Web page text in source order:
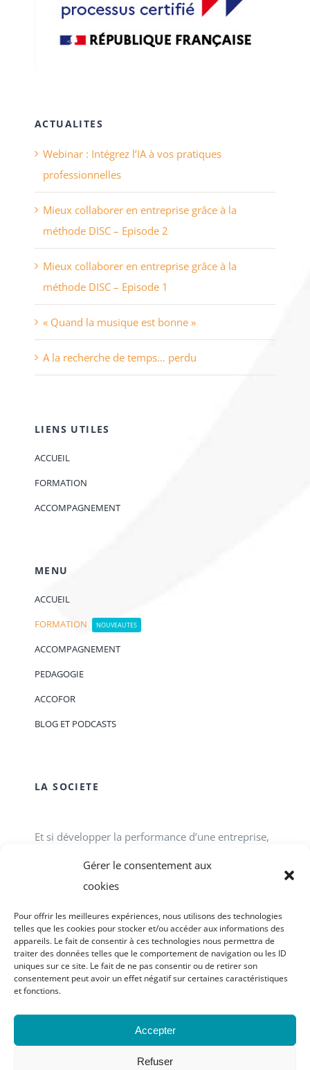
Gérer le consentement aux
cookies
Pour offrir les meilleures expériences, nous utilisons des technologies
telles que les cookies pour stocker et/ou accéder aux informations des
appareils. Le fait de consentir à ces technologies nous permettra de
traiter des données telles que le comportement de navigation ou les ID
uniques sur ce site. Le fait de ne pas consentir ou de retirer son
consentement peut avoir un effet négatif sur certaines caractéristiques
et fonctions.
Accepter
Refuser
ACTUALITES
Webinar : Intégrez l’IA à vos pratiques
professionnelles
Mieux collaborer en entreprise grâce à la
méthode DISC – Episode 2
Mieux collaborer en entreprise grâce à la
méthode DISC – Episode 1
« Quand la musique est bonne »
A la recherche de temps… perdu
LIENS UTILES
ACCUEIL
FORMATION
ACCOMPAGNEMENT
MENU
ACCUEIL
FORMATION
NOUVEAUTES
ACCOMPAGNEMENT
PEDAGOGIE
ACCOFOR
BLOG ET PODCASTS
LA SOCIETE
Et si développer la performance d’une entreprise,
d’une association, d’un service public passait tout
simplement par le développement des talents
vous propose des formations-actions.
© Copyright 2023 - 2026 | site réalisé parGraphic
| Tous droits réservés |
Politique de confidentialité